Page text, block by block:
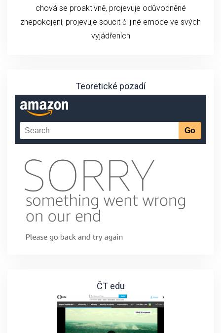
chová se proaktivně, projevuje odůvodněné
znepokojení, projevuje soucit či jiné emoce ve svých
vyjádřeních
Teoretické pozadí
ČT edu